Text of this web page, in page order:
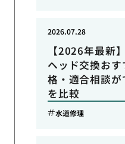
【2026年最新
ヘッド交換お
格・適合相談
を比較
2026.07.28
水道修理